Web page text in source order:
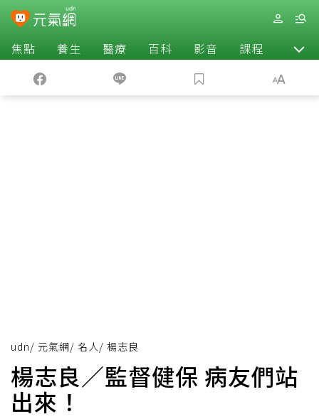
焦點 養生 醫療 百科 影音 課程 退休
udn/ 元氣網/ 名人/ 楊志良
楊志良／監督健保 病友們站
出來！